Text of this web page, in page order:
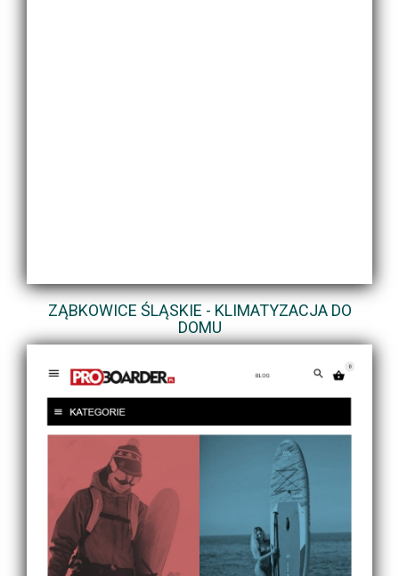
ZĄBKOWICE ŚLĄSKIE - KLIMATYZACJA DO
DOMU